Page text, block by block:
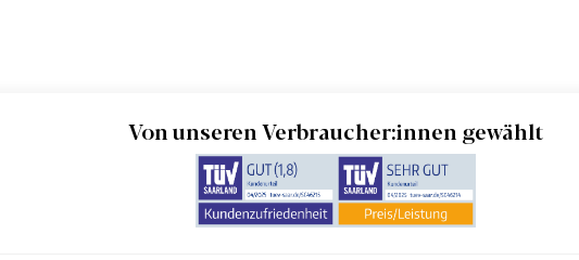
Von unseren Verbraucher:innen gewählt